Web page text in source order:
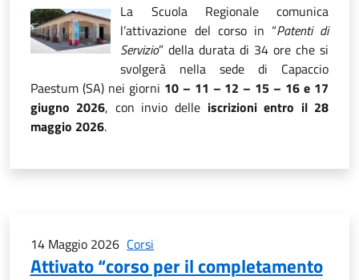
La Scuola Regionale comunica
l’attivazione del corso in “Patenti di
Servizio” della durata di 34 ore che si
svolgerà nella sede di Capaccio
Paestum (SA) nei giorni 10 – 11 – 12 – 15 – 16 e 17
giugno 2026, con invio delle iscrizioni entro il 28
maggio 2026.
14 Maggio 2026 Corsi
Attivato “corso per il completamento